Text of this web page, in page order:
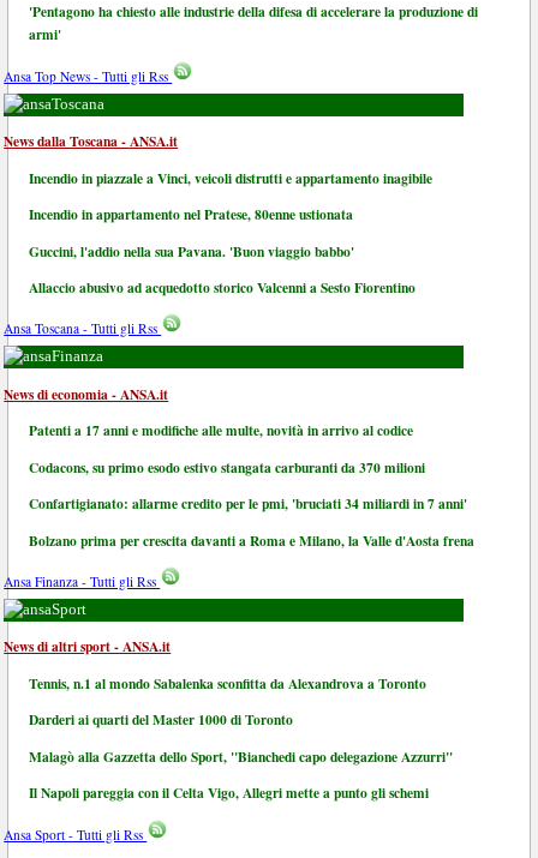
'Pentagono ha chiesto alle industrie della difesa di accelerare la produzione di
armi'
Ansa Top News - Tutti gli Rss
Toscana
News dalla Toscana - ANSA.it
Incendio in piazzale a Vinci, veicoli distrutti e appartamento inagibile
Incendio in appartamento nel Pratese, 80enne ustionata
Guccini, l'addio nella sua Pavana. 'Buon viaggio babbo'
Allaccio abusivo ad acquedotto storico Valcenni a Sesto Fiorentino
Ansa Toscana - Tutti gli Rss
Finanza
News di economia - ANSA.it
Patenti a 17 anni e modifiche alle multe, novità in arrivo al codice
Codacons, su primo esodo estivo stangata carburanti da 370 milioni
Confartigianato: allarme credito per le pmi, 'bruciati 34 miliardi in 7 anni'
Bolzano prima per crescita davanti a Roma e Milano, la Valle d'Aosta frena
Ansa Finanza - Tutti gli Rss
Sport
News di altri sport - ANSA.it
Tennis, n.1 al mondo Sabalenka sconfitta da Alexandrova a Toronto
Darderi ai quarti del Master 1000 di Toronto
Malagò alla Gazzetta dello Sport, "Bianchedi capo delegazione Azzurri"
Il Napoli pareggia con il Celta Vigo, Allegri mette a punto gli schemi
Ansa Sport - Tutti gli Rss